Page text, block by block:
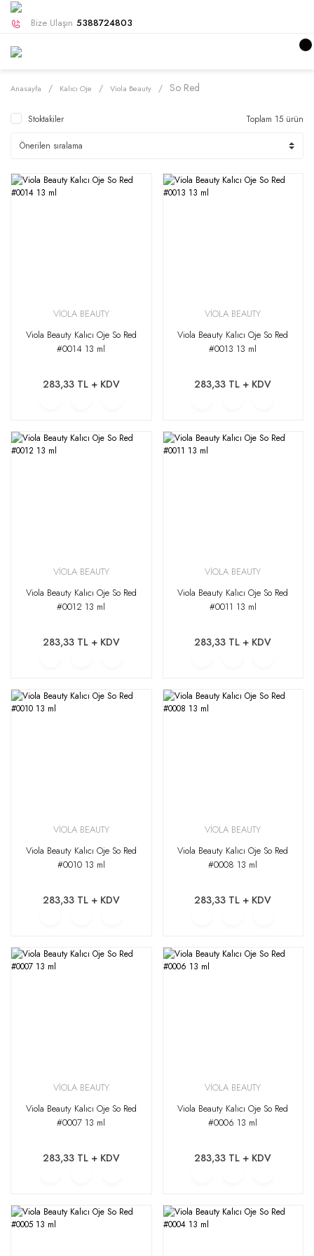
Bize Ulaşın 5388724803
Anasayfa Kalıcı Oje Viola Beauty So Red
Stoktakiler Toplam 15 ürün
VİOLA BEAUTY
Viola Beauty Kalıcı Oje So Red
#0014 13 ml
283,33 TL + KDV
VİOLA BEAUTY
Viola Beauty Kalıcı Oje So Red
#0013 13 ml
283,33 TL + KDV
VİOLA BEAUTY
Viola Beauty Kalıcı Oje So Red
#0012 13 ml
283,33 TL + KDV
VİOLA BEAUTY
Viola Beauty Kalıcı Oje So Red
#0011 13 ml
283,33 TL + KDV
VİOLA BEAUTY
Viola Beauty Kalıcı Oje So Red
#0010 13 ml
283,33 TL + KDV
VİOLA BEAUTY
Viola Beauty Kalıcı Oje So Red
#0008 13 ml
283,33 TL + KDV
VİOLA BEAUTY
Viola Beauty Kalıcı Oje So Red
#0007 13 ml
283,33 TL + KDV
VİOLA BEAUTY
Viola Beauty Kalıcı Oje So Red
#0006 13 ml
283,33 TL + KDV